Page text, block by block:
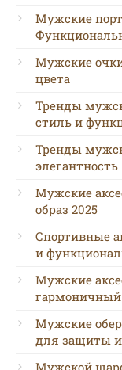
Мужские
Мужские
цвета
Тренды
стиль и
Тренды
элегантность
Мужские
образ 2025
Спортивные
и
Мужские
гармоничный
Мужские
для защиты
Мужской